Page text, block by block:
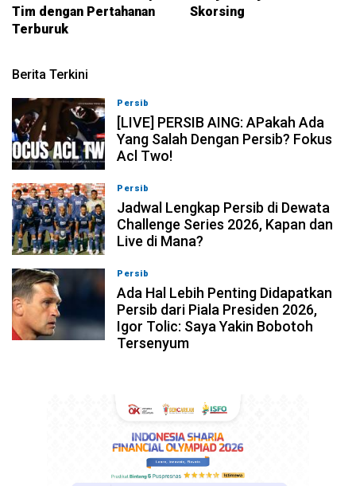
Tim dengan Pertahanan
Terburuk
Skorsing
Berita Terkini
Persib
[LIVE] PERSIB AING: APakah Ada
Yang Salah Dengan Persib? Fokus
Acl Two!
Persib
Jadwal Lengkap Persib di Dewata
Challenge Series 2026, Kapan dan
Live di Mana?
Persib
Ada Hal Lebih Penting Didapatkan
Persib dari Piala Presiden 2026,
Igor Tolic: Saya Yakin Bobotoh
Tersenyum